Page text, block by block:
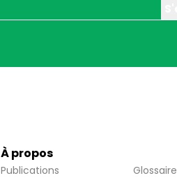
À propos
Publications
Glossaire